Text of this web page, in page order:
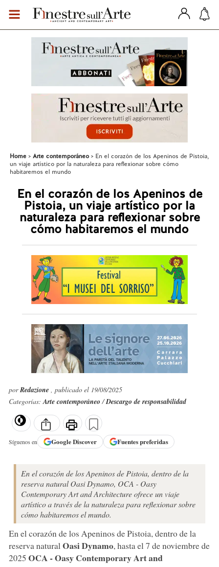
Home Arte contemporáneo
En el corazón de los Apeninos de Pistoia,
un viaje artístico por la naturaleza para reflexionar sobre cómo
habitaremos el mundo
En el corazón de los Apeninos de
Pistoia, un viaje artístico por la
naturaleza para reflexionar sobre
cómo habitaremos el mundo
porRedazione , publicado el 19/08/2025
Categorías:Arte contemporáneo/Descargo de responsabilidad
Síguenos en GoogleDiscover Fuentes preferidas
En el corazón de los Apeninos de Pistoia, dentro de la
reserva natural Oasi Dynamo, OCA - Oasy
Contemporary Art and Architecture ofrece un viaje
artístico a través de la naturaleza para reflexionar sobre
cómo habitaremos el mundo.
En el corazón de los Apeninos de Pistoia, dentro de la
reserva naturalOasi Dynamo, hasta el 7 de noviembre de
2025 OCA - Oasy Contemporary Art and